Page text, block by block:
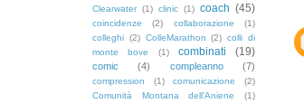
Clearwater (1) clinic (1) coach (45)
coincidenze (2) collaborazione
(1)
colleghi (2) ColleMarathon (2) colli di
monte bove
(1) combinati (19)
comic (4) compleanno (7)
compression (1) comunicazione
(2)
Comunità Montana dell'Aniene
(1)